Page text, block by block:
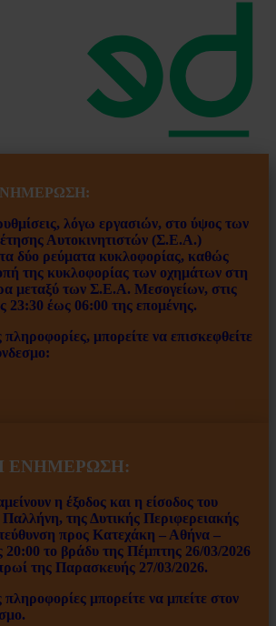
ΗΜΕΡΩΣΗ:
λόγω εργασιών, στο ύψος των
Αυτοκινητιστών (Σ.Ε.Α.)
δύο ρεύματα κυκλοφορίας, καθώς
της κυκλοφορίας των οχημάτων στη
μεταξύ των Σ.Ε.Α. Μεσογείων, στις
23:30 έως 06:00 της επομένης.
πληροφορίες, μπορείτε να επισκεφθείτε
ΕΝΗΜΕΡΩΣΗ:
η έξοδος και η είσοδος του
της Δυτικής Περιφερειακής
προς Κατεχάκη – Αθήνα –
20:00 το βράδυ της Πέμπτης 26/03/2026
της Παρασκευής 27/03/2026.
πληροφορίες μπορείτε να μπείτε στον